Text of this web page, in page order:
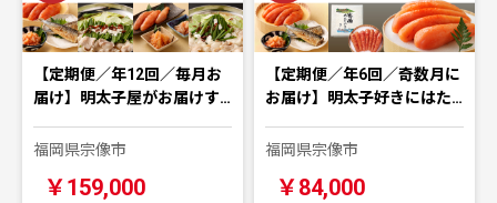
【定期便／年12回／毎月お
届け】明太子屋がお届けす…
福岡県宗像市
￥159,000
【定期便／年6回／奇数月に
お届け】明太子好きにはた…
福岡県宗像市
￥84,000